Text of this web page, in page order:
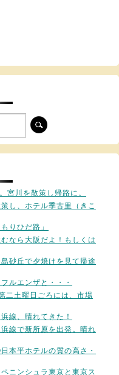
川を散策し帰路に。
し、ホテル季古里（きこ
りひだ路」
なら大阪だよ！もしくは
砂丘で夕焼けを見て帰途
ルエンザと・・・
二土曜日ごろには、市場
線、晴れてきた！
線で新所原を出発。晴れ
本平ホテルの質の高さ・
ニンシュラ東京と東京ス